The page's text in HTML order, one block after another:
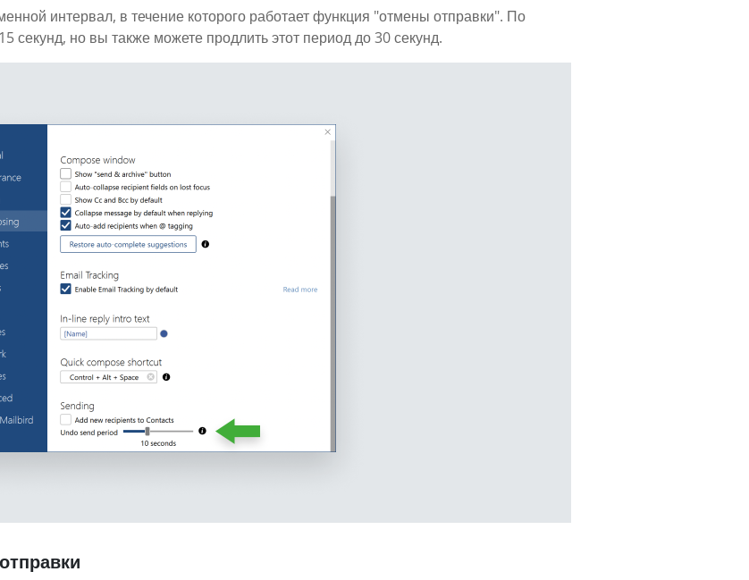
интервал, в течение которого работает функция "отмены отправки". По
секунд, но вы также можете продлить этот период до 30 секунд.